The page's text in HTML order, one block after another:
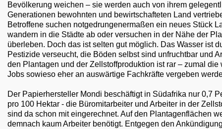
Bevölkerung weichen – sie werden auch von ihrem
Generationen bewohnten und bewirtschafteten Land
Betroffene suchen notgedrungenermaßen ein neues Stück
wandern in die Städte ab oder versuchen in der Nähe der
überleben. Doch das ist selten gut möglich. Das Wasser ist
Pestizide verseucht, die Böden selbst sind unfruchtbar und
den Plantagen und der Zellstoffproduktion ist rar – zumal die
Jobs sowieso eher an auswärtige Fachkräfte vergeben
Der Papierhersteller Mondi beschäftigt in Südafrika nur 0,7
pro 100 Hektar - die Büromitarbeiter und Arbeiter in der
sind da schon mit eingerechnet. Auf den Plantagenflächen
demnach kaum Arbeiter benötigt. Entgegen den